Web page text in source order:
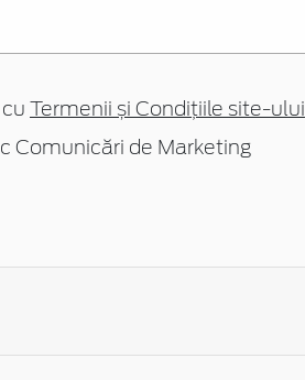
Termenii și Condițiile site-ului
Comunicări de Marketing